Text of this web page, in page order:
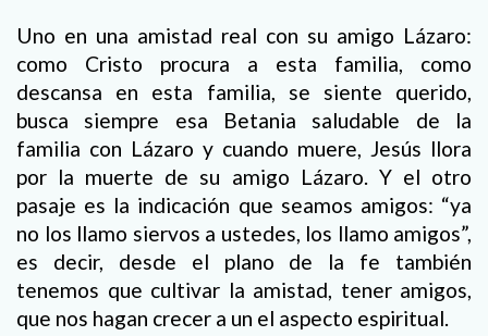
Uno en una amistad real con su amigo Lázaro:
como Cristo procura a esta familia, como
descansa en esta familia, se siente querido,
busca siempre esa Betania saludable de la
familia con Lázaro y cuando muere, Jesús llora
por la muerte de su amigo Lázaro. Y el otro
pasaje es la indicación que seamos amigos: “ya
no los llamo siervos a ustedes, los llamo amigos”,
es decir, desde el plano de la fe también
tenemos que cultivar la amistad, tener amigos,
que nos hagan crecer a un el aspecto espiritual.